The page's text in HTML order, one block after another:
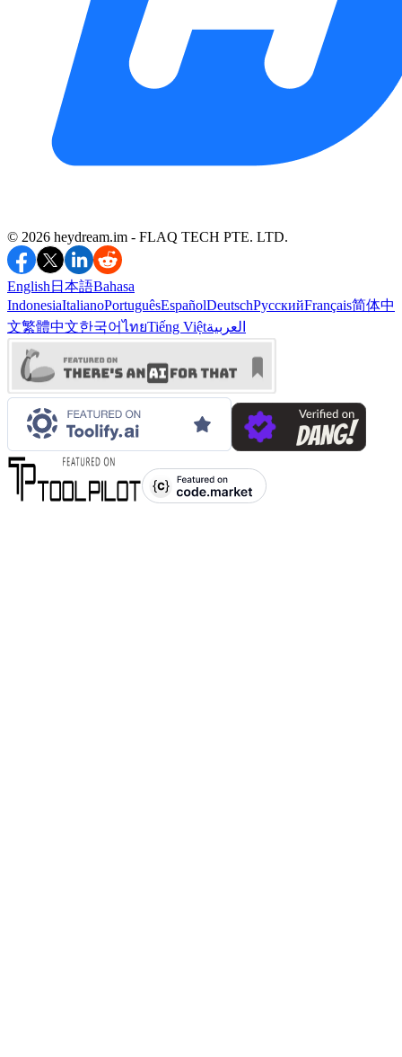
©️ 2026 heydream.im - FLAQ TECH PTE. LTD.
English 日本語Bahasa
IndonesiaItalianoPortuguêsEspañolDeutschРусскийFrançais简体中
文繁體中文한국어ไทยTiếng Việtالعربية